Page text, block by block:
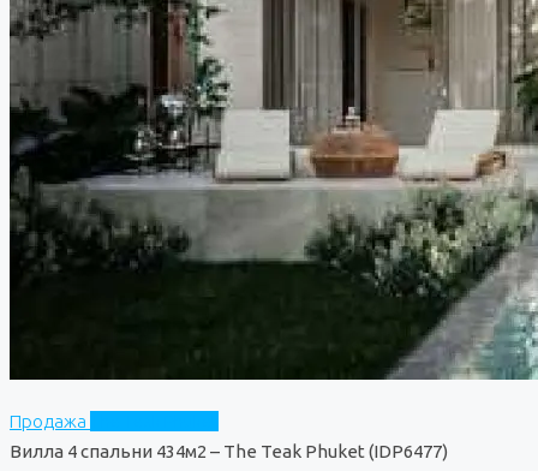
Продажа
Вилла 4 спальни 434м2 – The Teak Phuket (IDP6477)